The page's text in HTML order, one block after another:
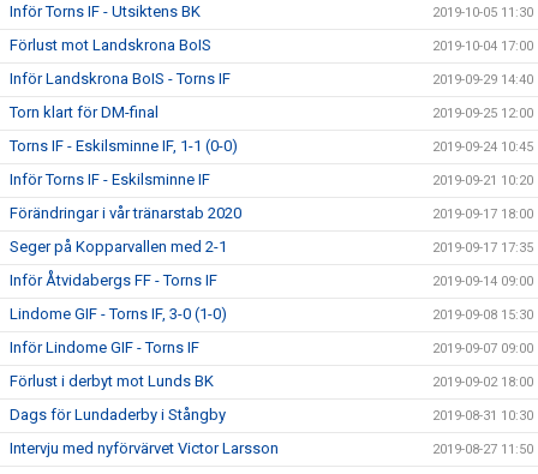
Inför Torns IF - Utsiktens BK 2019-10-05 11:30
Förlust mot Landskrona BoIS 2019-10-04 17:00
Inför Landskrona BoIS - Torns IF 2019-09-29 14:40
Torn klart för DM-final 2019-09-25 12:00
Torns IF - Eskilsminne IF, 1-1 (0-0) 2019-09-24 10:45
Inför Torns IF - Eskilsminne IF 2019-09-21 10:20
Förändringar i vår tränarstab 2020 2019-09-17 18:00
Seger på Kopparvallen med 2-1 2019-09-17 17:35
Inför Åtvidabergs FF - Torns IF 2019-09-14 09:00
Lindome GIF - Torns IF, 3-0 (1-0) 2019-09-08 15:30
Inför Lindome GIF - Torns IF 2019-09-07 09:00
Förlust i derbyt mot Lunds BK 2019-09-02 18:00
Dags för Lundaderby i Stångby 2019-08-31 10:30
Intervju med nyförvärvet Victor Larsson 2019-08-27 11:50